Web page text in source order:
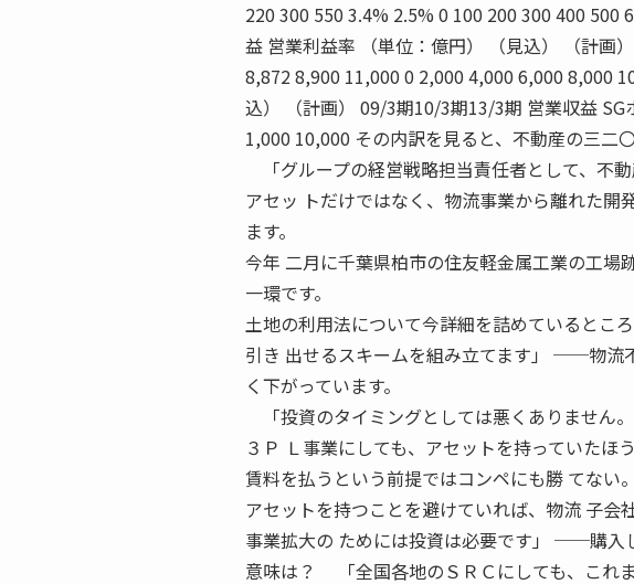
220 300 550 3.4% 2.5% 0 100 200 300 400 500
益 営業利益率 （単位：億円） （見込） （計画
8,872 8,900 11,000 0 2,000 4,000 6,000 8,000
込） （計画） 09/3期10/3期13/3期 営業収益
1,000 10,000 その内訳を見ると、不動産の三二
「グループの経営戦略担当責任者として、不
アセッ トだけではなく、物流事業から離れた
ます。
今年 二月に千葉県柏市の住友軽金属工業の工場
一環です。
土地の利用法について今詳細を詰めているとこ
引き 出せるスキームを組み立てます」 ──物流
く下がっています。
「投資のタイミングとしては悪くありません。
３Ｐ Ｌ事業にしても、アセットを持っていたほ
賃料を払うという前提ではコンペにも勝 てない。
アセットを持つことを避けていれば、物流 子会
事業拡大の ためには投資は必要です」 ──購入
意味は？ 「全国各地のＳＲＣにしても、これ